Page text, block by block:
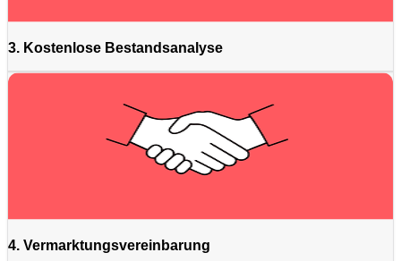
3. Kostenlose Bestandsanalyse
4. Vermarktungsvereinbarung